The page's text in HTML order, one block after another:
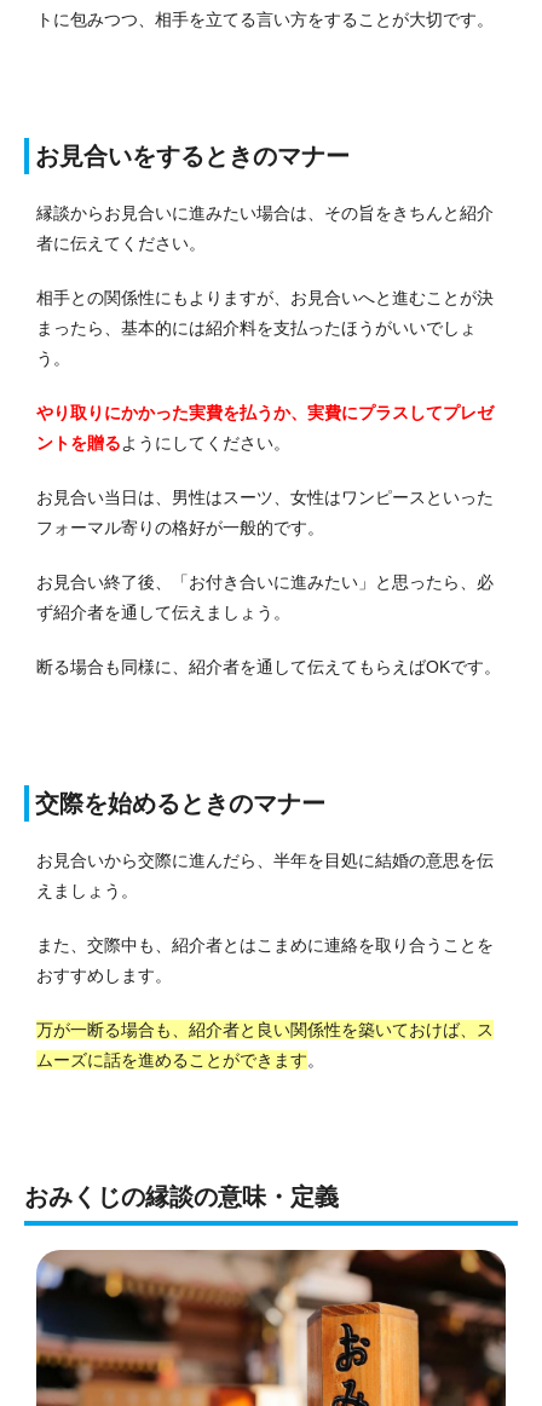
トに包みつつ、相手を立てる言い方をすることが大切です。
お見合いをするときのマナー
縁談からお見合いに進みたい場合は、その旨をきちんと紹介
者に伝えてください。
相手との関係性にもよりますが、お見合いへと進むことが決
まったら、基本的には紹介料を支払ったほうがいいでしょ
う。
やり取りにかかった実費を払うか、実費にプラスしてプレゼ
ントを贈るようにしてください。
お見合い当日は、男性はスーツ、女性はワンピースといった
フォーマル寄りの格好が一般的です。
お見合い終了後、「お付き合いに進みたい」と思ったら、必
ず紹介者を通して伝えましょう。
断る場合も同様に、紹介者を通して伝えてもらえばOKです。
交際を始めるときのマナー
お見合いから交際に進んだら、半年を目処に結婚の意思を伝
えましょう。
また、交際中も、紹介者とはこまめに連絡を取り合うことを
おすすめします。
万が一断る場合も、紹介者と良い関係性を築いておけば、ス
ムーズに話を進めることができます。
おみくじの縁談の意味・定義